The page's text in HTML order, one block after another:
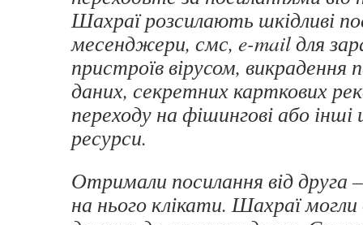
Шахраї розсилають шкідливі
месенджери, смс, e-mail для
пристроїв вірусом, викрадення
даних, секретних карткових
переходу на фішингові або інші
ресурси.
Отримали посилання від друга
на нього клікати. Шахраї